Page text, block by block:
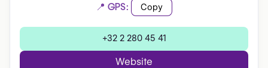
📍 GPS: Copy
+32 2 280 45 41
Website